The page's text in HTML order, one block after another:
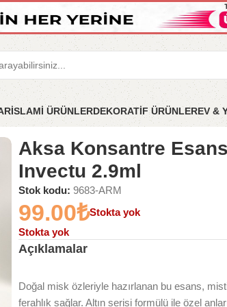
İSLAMİ ÜRÜNLERDEKORATİF ÜRÜNLEREV &
Invectu 2.9ml
Aksa Konsantre
Invectu 2.9ml
Stok kodu: 9683-ARM
99.00₺Stokta yok
Stokta yok
Açıklamalar
Doğal misk özleriyle hazırlanan bu esans,
ferahlık sağlar. Altın serisi formülü ile özel